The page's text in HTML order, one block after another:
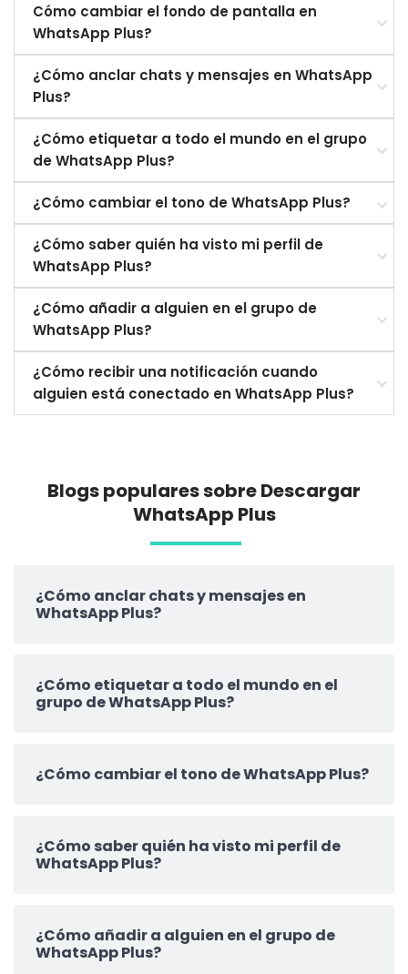
Cómo cambiar el fondo de pantalla en
WhatsApp Plus?
¿Cómo anclar chats y mensajes en WhatsApp
Plus?
¿Cómo etiquetar a todo el mundo en el grupo
de WhatsApp Plus?
¿Cómo cambiar el tono de WhatsApp Plus?
¿Cómo saber quién ha visto mi perfil de
WhatsApp Plus?
¿Cómo añadir a alguien en el grupo de
WhatsApp Plus?
¿Cómo recibir una notificación cuando
alguien está conectado en WhatsApp Plus?
Blogs populares sobre Descargar
WhatsApp Plus
¿Cómo anclar chats y mensajes en
WhatsApp Plus?
¿Cómo etiquetar a todo el mundo en el
grupo de WhatsApp Plus?
¿Cómo cambiar el tono de WhatsApp Plus?
¿Cómo saber quién ha visto mi perfil de
WhatsApp Plus?
¿Cómo añadir a alguien en el grupo de
WhatsApp Plus?